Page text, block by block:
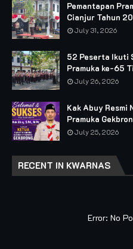
Pemantapan
Cianjur Tahun
July 31, 2026
52 Peserta Ikuti
Pramuka ke-65
July 26, 2026
Kak Abuy Resmi
Pramuka
July 25, 2026
RECENT IN KWARNAS
Error: No